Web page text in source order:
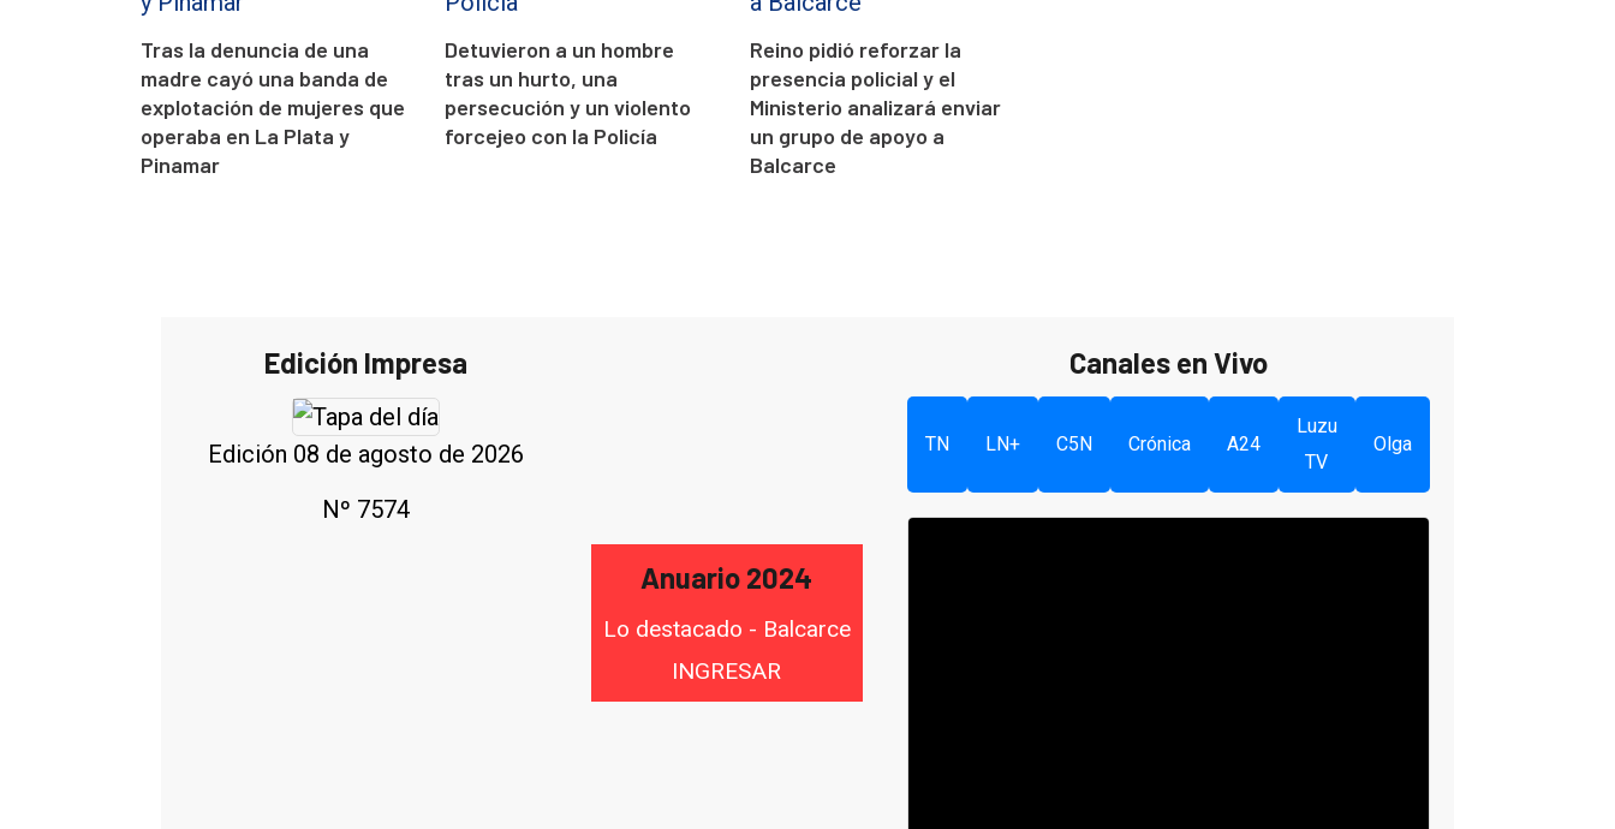
Tras la denuncia de una
madre cayó una banda de
explotación de mujeres que
operaba en La Plata y
Pinamar
Detuvieron a un hombre
tras un hurto, una
persecución y un violento
forcejeo con la Policía
Reino pidió reforzar la
presencia policial y el
Ministerio analizará enviar
un grupo de apoyo a
Balcarce
Edición Impresa
Edición 08 de agosto de 2026
Nº 7574
Anuario 2024
Lo destacado - Balcarce
INGRESAR
Canales en Vivo
TN LN+ C5N Crónica A24
Luzu
TV
Olga